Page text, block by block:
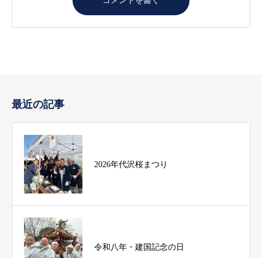
最近の記事
2026年代沢桜まつり
令和八年・建国記念の日